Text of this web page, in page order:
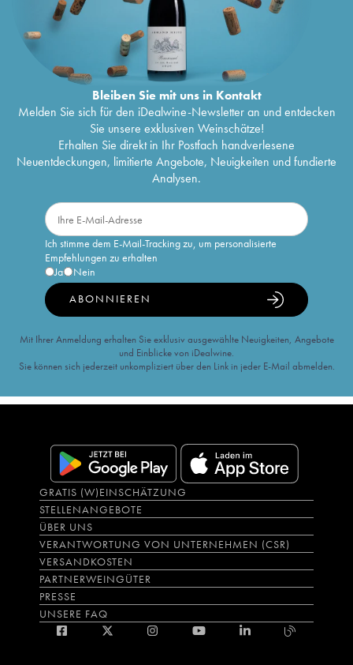
Bleiben Sie mit uns in Kontakt
Melden Sie sich für den iDealwine-Newsletter an und entdecken
Sie unsere exklusiven Weinschätze!
Erhalten Sie direkt in Ihr Postfach handverlesene
Neuentdeckungen, limitierte Angebote, Neuigkeiten und fundierte
Analysen.
Ich stimme dem E-Mail-Tracking zu, um personalisierte
Empfehlungen zu erhalten
Ja
Nein
ABONNIEREN
Mit Ihrer Anmeldung erhalten Sie exklusiv ausgewählte Neuigkeiten, Angebote
und Einblicke von iDealwine.
Sie können sich jederzeit unkompliziert über den Link in jeder E-Mail abmelden.
GRATIS (W)EINSCHÄTZUNG
STELLENANGEBOTE
ÜBER UNS
VERANTWORTUNG VON UNTERNEHMEN (CSR)
VERSANDKOSTEN
PARTNERWEINGÜTER
PRESSE
UNSERE FAQ